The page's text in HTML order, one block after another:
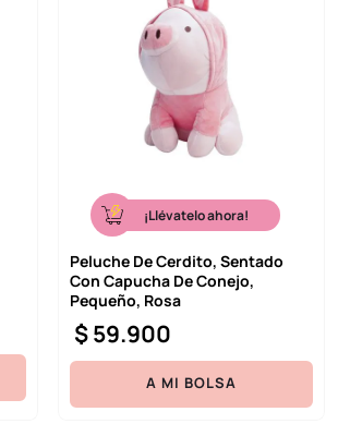
¡Llévatelo ahora!
Peluche De Cerdito, Sentado
Con Capucha De Conejo,
Pequeño, Rosa
$59.900
A MI BOLSA